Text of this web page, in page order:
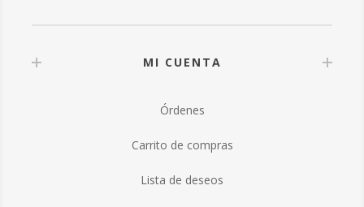
MI CUENTA
Órdenes
Carrito de compras
Lista de deseos